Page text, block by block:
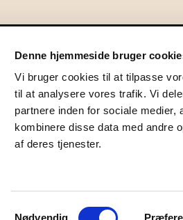
Denne hjemmeside bruger
Vi bruger cookies til at tilpasse
til at analysere vores trafik. Vi
partnere inden for sociale medier,
kombinere disse data med andre
af deres tjenester.
Nødvendig
Tirsdag:
Onsdag:
Torsdag:
Fredag :
Lørdag: